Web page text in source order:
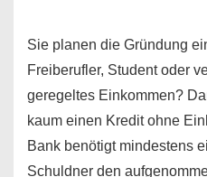
Sie planen die Gründung
Freiberufler, Student oder
geregeltes Einkommen?
kaum einen Kredit ohne
Bank benötigt mindestens
Schuldner den